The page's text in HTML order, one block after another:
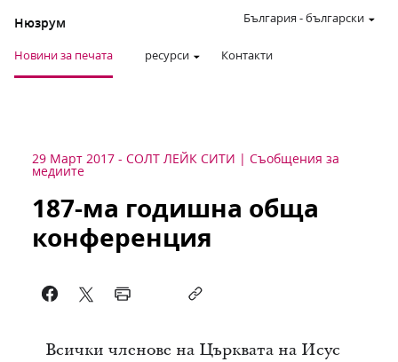
Нюзрум
Новини за печата ресурси Контакти
България -български
29 Март 2017 - СОЛТ ЛЕЙК СИТИ Съобщения за
медиите
187-ма годишна обща
конференция
Всички членове на Църквата на Исус